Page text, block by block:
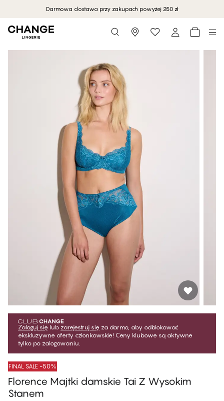
Darmowa dostawa przy zakupach powyżej 250 zł
Storefinder
Zaloguj się lub zarejestruj się za darmo, aby odblokować
ekskluzywne oferty członkowskie! Ceny klubowe są aktywne
tylko po zalogowaniu.
FINAL SALE -50%
Florence Majtki damskie Tai Z Wysokim
Stanem